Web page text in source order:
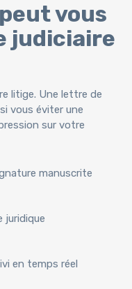
vous
judiciaire
litige. Une lettre de
vous éviter une
sur votre
manuscrite
juridique
en temps réel